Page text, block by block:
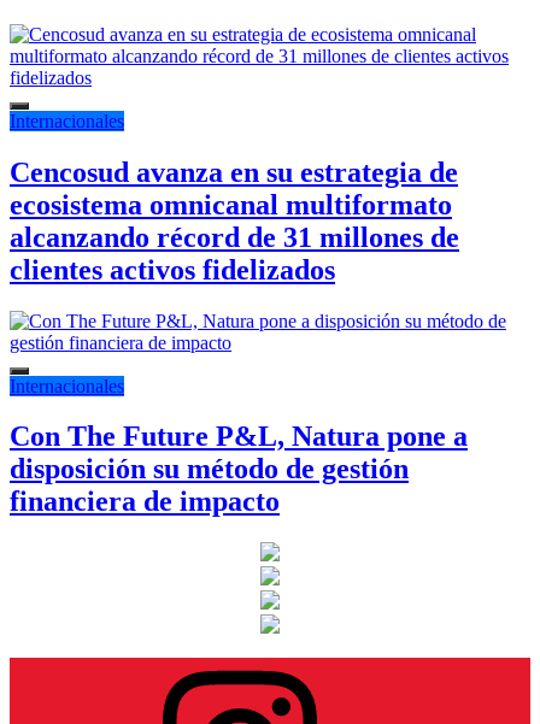
Internacionales
Cencosud avanza en su estrategia de
ecosistema omnicanal multiformato
alcanzando récord de 31 millones de
clientes activos fidelizados
Internacionales
Con The Future P&L, Natura pone a
disposición su método de gestión
financiera de impacto